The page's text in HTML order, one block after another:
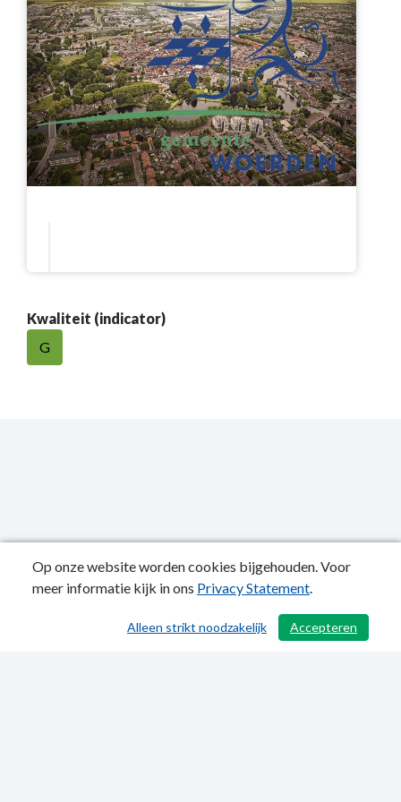
Kwaliteit (indicator)
G
/ 503
Publicatiedatum: 07-07-2022
Op onze website worden cookies bijgehouden. Voor
meer informatie kijk in ons Privacy Statement.
Accepteren
Alleen strikt noodzakelijk